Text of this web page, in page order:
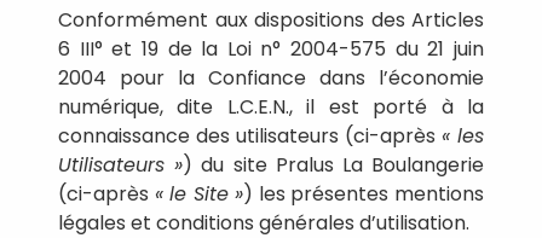
Conformément aux dispositions des Articles
6 III° et 19 de la Loi n° 2004-575 du 21 juin
2004 pour la Confiance dans l’économie
numérique, dite L.C.E.N., il est porté à la
connaissance des utilisateurs (ci-après « les
Utilisateurs ») du site Pralus La Boulangerie
(ci-après « le Site ») les présentes mentions
légales et conditions générales d’utilisation.